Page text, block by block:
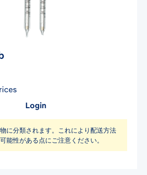
Login
に分類されます。これにより配送方法
能性がある点にご注意ください。